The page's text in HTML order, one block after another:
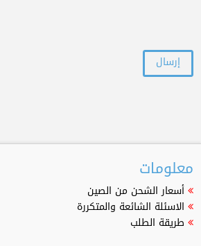
معلومات
أسعار الشحن من الصين
الاسئلة الشائعة والمتكررة
طريقة الطلب